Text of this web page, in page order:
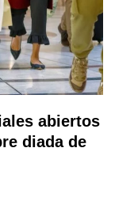
abiertos
diada de